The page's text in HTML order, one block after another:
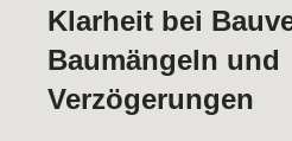
Klarheit bei
Baumängeln und
Verzögerungen